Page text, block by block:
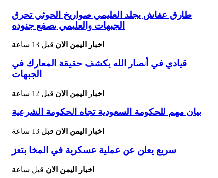
طارق عفاش يجلد العليمي صواريخ الحوثي تحرق
الجبهات والعليمي يصفع جنوده
اخبار اليمن الان قبل 13 ساعة
قيادي في أنصار الله يكشف حقيقة المعارك في
الجبهات
اخبار اليمن الان قبل 12 ساعة
بيان مهم للحكومة السعودية تجاه الحكومة الشرعية
اخبار اليمن الان قبل 13 ساعة
سريع يعلن عن عملية عسكرية في المخا بتعز
اخبار اليمن الان قبل ساعة